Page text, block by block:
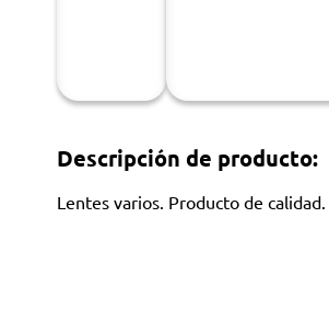
Descripción de producto:
Lentes varios. Producto de calidad.